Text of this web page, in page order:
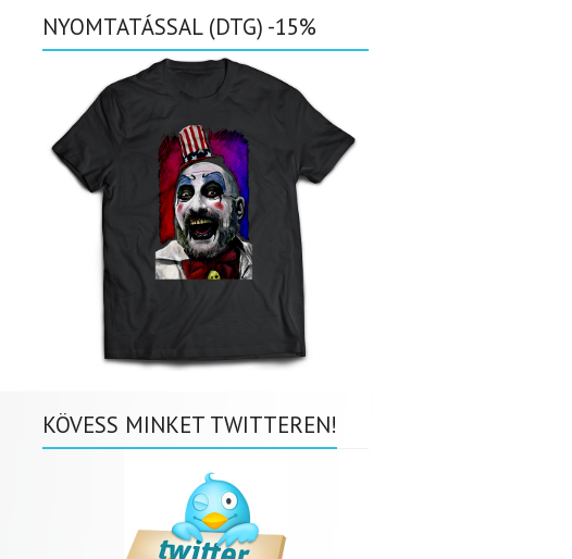
NYOMTATÁSSAL (DTG) -15%
KÖVESS MINKET TWITTEREN!